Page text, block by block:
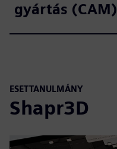
gyártás (CAM)
ESETTANULMÁNY
Shapr3D